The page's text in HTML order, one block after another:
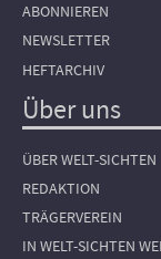
ABONNIEREN
NEWSLETTER
HEFTARCHIV
Über uns
ÜBER WELT-SICHTEN
REDAKTION
TRÄGERVEREIN
IN WELT-SICHTEN